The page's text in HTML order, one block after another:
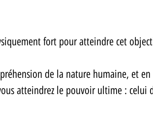
fort pour atteindre cet
de la nature humaine, et
atteindrez le pouvoir ultime : celui